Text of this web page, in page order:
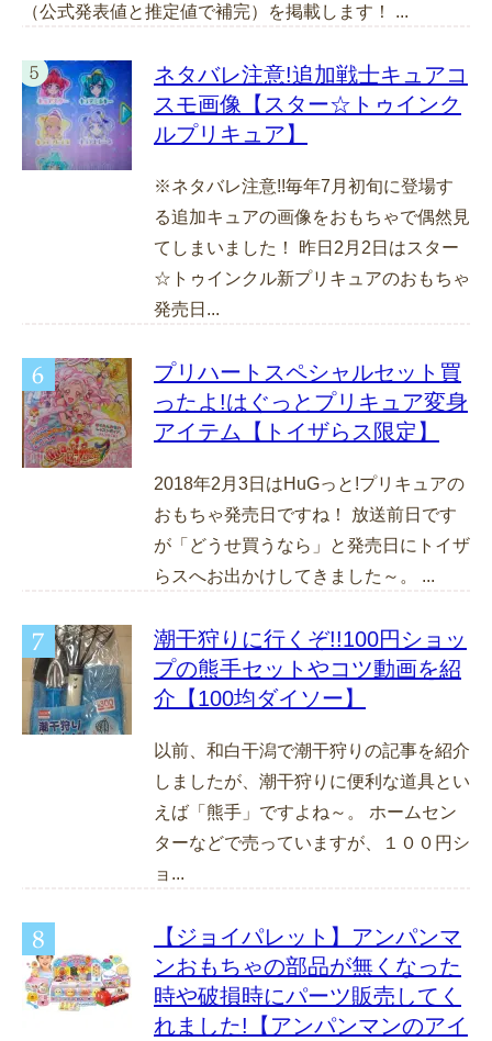
（公式発表値と推定値で補完）を掲載します！ ...
ネタバレ注意!追加戦士キュアコ
スモ画像【スター☆トゥインク
ルプリキュア】
※ネタバレ注意!!毎年7月初旬に登場す
る追加キュアの画像をおもちゃで偶然見
てしまいました！ 昨日2月2日はスター
☆トゥインクル新プリキュアのおもちゃ
発売日...
プリハートスペシャルセット買
ったよ!はぐっとプリキュア変身
アイテム【トイザらス限定】
2018年2月3日はHuGっと!プリキュアの
おもちゃ発売日ですね！ 放送前日です
が「どうせ買うなら」と発売日にトイザ
らスへお出かけしてきました～。 ...
潮干狩りに行くぞ!!100円ショッ
プの熊手セットやコツ動画を紹
介【100均ダイソー】
以前、和白干潟で潮干狩りの記事を紹介
しましたが、潮干狩りに便利な道具とい
えば「熊手」ですよね～。 ホームセン
ターなどで売っていますが、１００円シ
ョ...
【ジョイパレット】アンパンマ
ンおもちゃの部品が無くなった
時や破損時にパーツ販売してく
れました!【アンパンマンのアイ